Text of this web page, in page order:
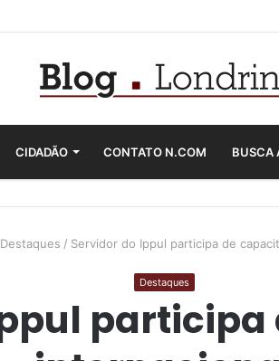
CIDADÃO CONTATO N.COM BUSCA
Destaques / Servidor do Ippul participa de
Destaques